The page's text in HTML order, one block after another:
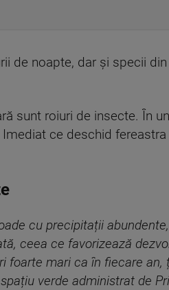
de noapte, dar și specii
sunt roiuri de insecte. În
ce deschid
cu precipitații
ceea ce favorizează
foarte mari ca în fiecare
verde administrat de